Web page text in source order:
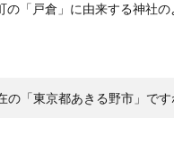
の「戸倉」に由来する神社の
の「東京都あきる野市」です